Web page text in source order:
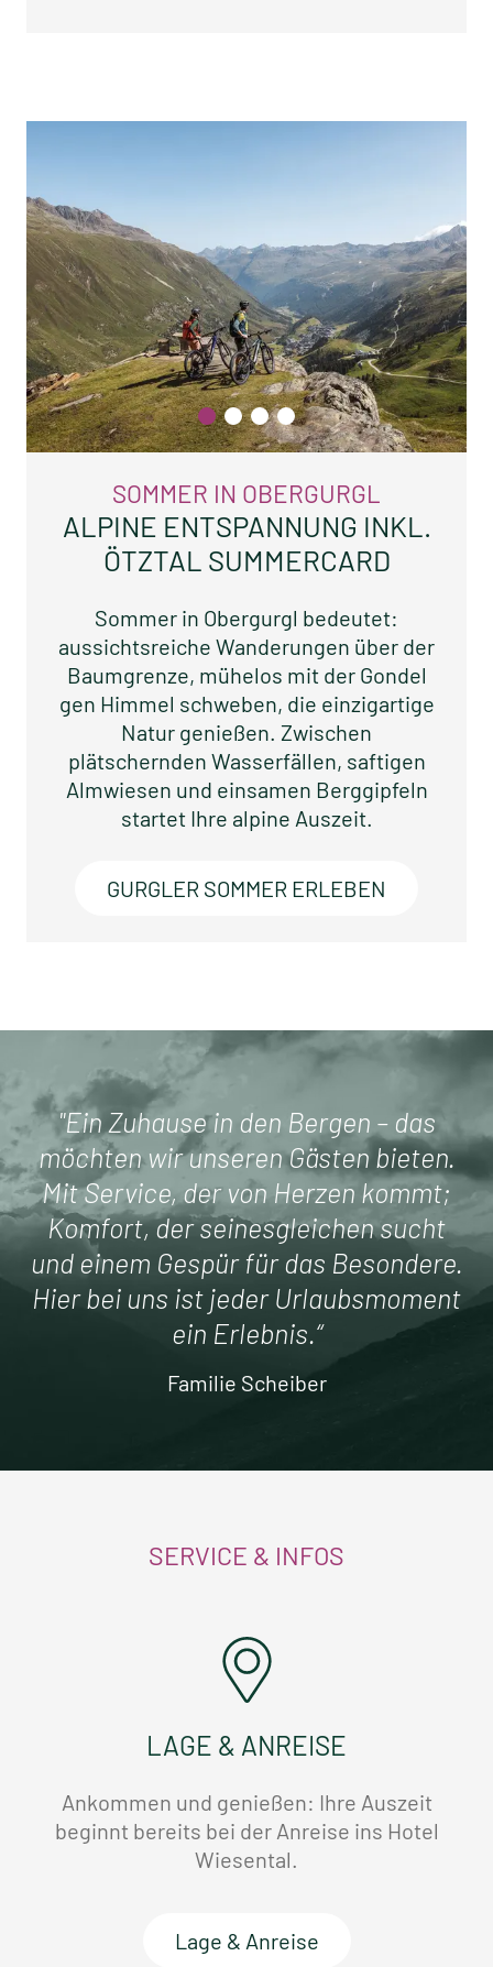
SOMMER IN OBERGURGL
ALPINE ENTSPANNUNG INKL.
ÖTZTAL SUMMERCARD
Sommer in Obergurgl bedeutet:
aussichtsreiche Wanderungen über der
Baumgrenze, mühelos mit der Gondel
gen Himmel schweben, die einzigartige
Natur genießen. Zwischen
plätschernden Wasserfällen, saftigen
Almwiesen und einsamen Berggipfeln
startet Ihre alpine Auszeit.
GURGLER SOMMER ERLEBEN
"Ein Zuhause in den Bergen – das
möchten wir unseren Gästen bieten.
Mit Service, der von Herzen kommt;
Komfort, der seinesgleichen sucht
und einem Gespür für das Besondere.
Hier bei uns ist jeder Urlaubsmoment
ein Erlebnis.“
Familie Scheiber
SERVICE & INFOS
LAGE & ANREISE
Ankommen und genießen: Ihre Auszeit
beginnt bereits bei der Anreise ins Hotel
Wiesental.
Lage & Anreise